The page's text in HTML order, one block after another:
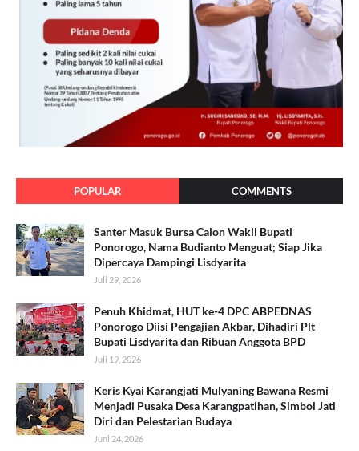
POPULAR COMMENTS
Santer Masuk Bursa Calon Wakil Bupati
Ponorogo, Nama Budianto Menguat; Siap Jika
Dipercaya Dampingi Lisdyarita
Juli 29, 2026
Penuh Khidmat, HUT ke-4 DPC ABPEDNAS
Ponorogo Diisi Pengajian Akbar, Dihadiri Plt
Bupati Lisdyarita dan Ribuan Anggota BPD
Juli 19, 2026
Keris Kyai Karangjati Mulyaning Bawana Resmi
Menjadi Pusaka Desa Karangpatihan, Simbol Jati
Diri dan Pelestarian Budaya
Juni 24, 2026